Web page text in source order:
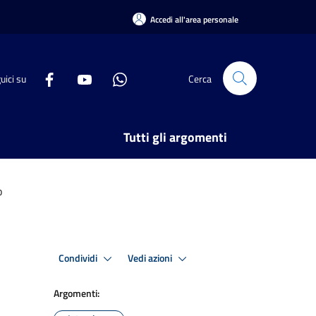
Accedi all'area personale
su Cerca
Tutti gli argomenti
Condividi Vedi azioni
Argomenti: